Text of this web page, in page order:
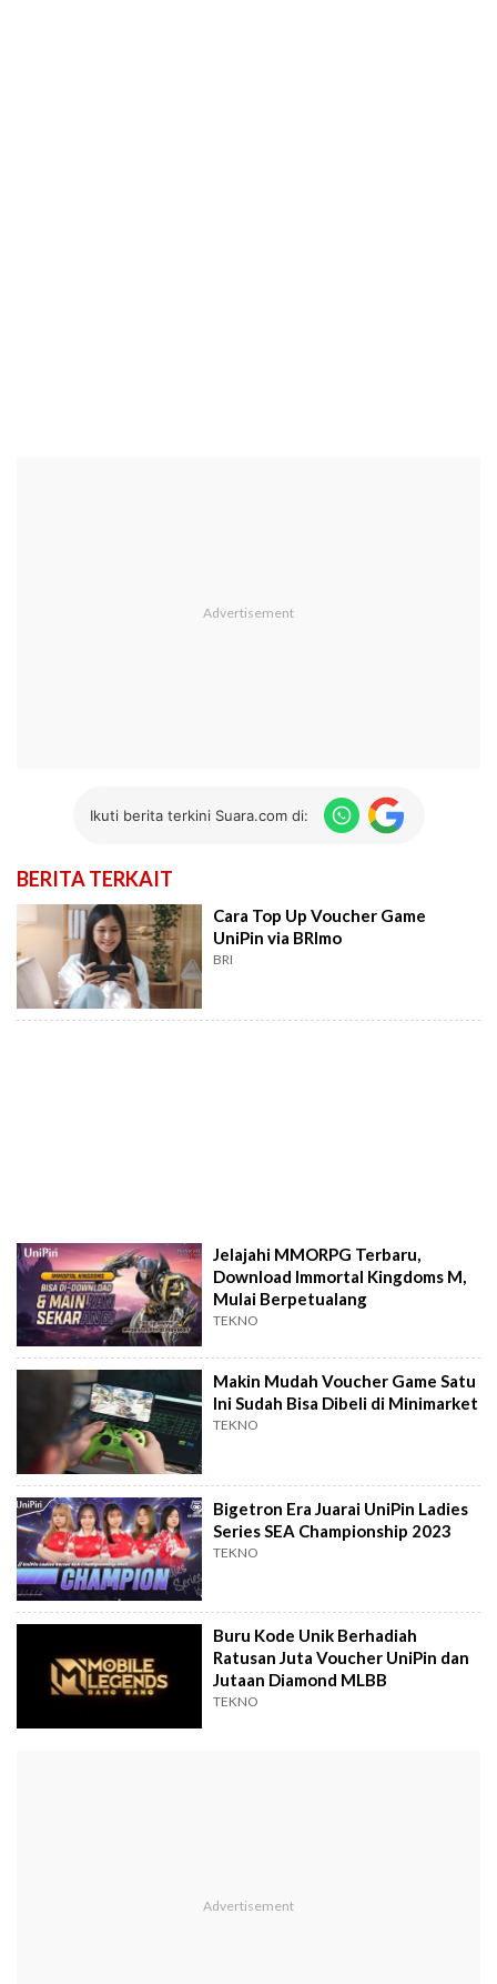
Ikuti berita terkini Suara.com di:
BERITA TERKAIT
Cara Top Up Voucher Game
UniPin via BRImo
BRI
Jelajahi MMORPG Terbaru,
Download Immortal Kingdoms M,
Mulai Berpetualang
TEKNO
Makin Mudah Voucher Game Satu
Ini Sudah Bisa Dibeli di Minimarket
TEKNO
Bigetron Era Juarai UniPin Ladies
Series SEA Championship 2023
TEKNO
Buru Kode Unik Berhadiah
Ratusan Juta Voucher UniPin dan
Jutaan Diamond MLBB
TEKNO